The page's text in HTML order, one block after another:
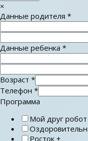
×
Данные родителя *
Данные ребенка *
Возраст *
Телефон *
Программа
Мой друг робот
Росток +